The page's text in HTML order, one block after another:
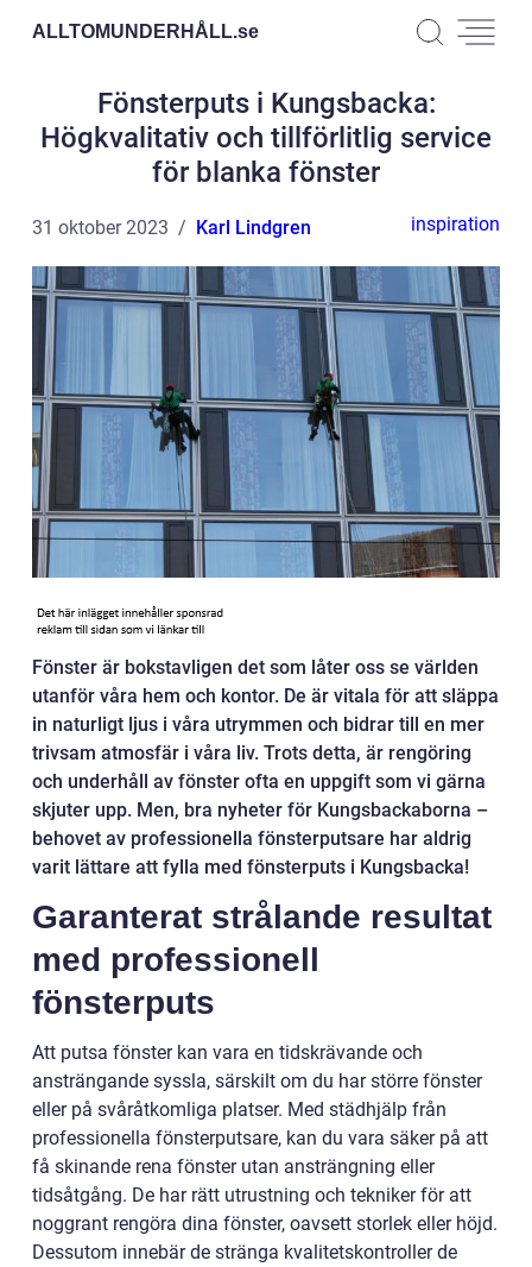
ALLTOMUNDERHÅLL.se
Fönsterputs i Kungsbacka:
Högkvalitativ och tillförlitlig service
för blanka fönster
31 oktober 2023 Karl Lindgren inspiration
Fönster är bokstavligen det som låter oss se världen
utanför våra hem och kontor. De är vitala för att släppa
in naturligt ljus i våra utrymmen och bidrar till en mer
trivsam atmosfär i våra liv. Trots detta, är rengöring
och underhåll av fönster ofta en uppgift som vi gärna
skjuter upp. Men, bra nyheter för Kungsbackaborna –
behovet av professionella fönsterputsare har aldrig
varit lättare att fylla med fönsterputs i Kungsbacka!
Garanterat strålande resultat
med professionell
fönsterputs
Att putsa fönster kan vara en tidskrävande och
ansträngande syssla, särskilt om du har större fönster
eller på svåråtkomliga platser. Med städhjälp från
professionella fönsterputsare, kan du vara säker på att
få skinande rena fönster utan ansträngning eller
tidsåtgång. De har rätt utrustning och tekniker för att
noggrant rengöra dina fönster, oavsett storlek eller höjd.
Dessutom innebär de stränga kvalitetskontroller de